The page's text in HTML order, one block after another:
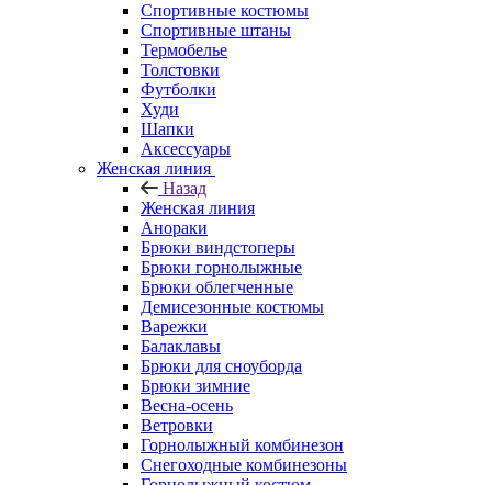
Спортивные костюмы
Спортивные штаны
Термобелье
Толстовки
Футболки
Худи
Шапки
Аксессуары
Женская линия
Назад
Женская линия
Анораки
Брюки виндстоперы
Брюки горнолыжные
Брюки облегченные
Демисезонные костюмы
Варежки
Балаклавы
Брюки для сноуборда
Брюки зимние
Весна-осень
Ветровки
Горнолыжный комбинезон
Снегоходные комбинезоны